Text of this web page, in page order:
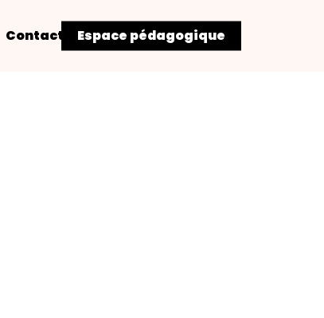
Contact Espace pédagogique